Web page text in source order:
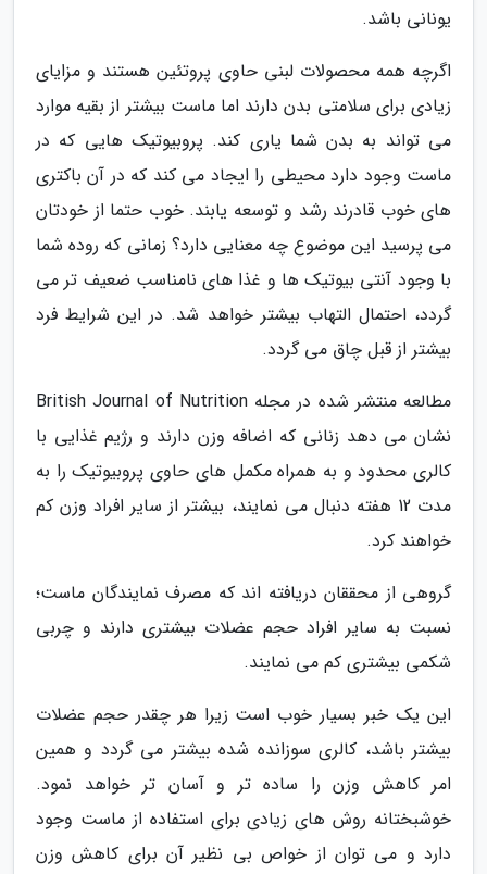
یونانی باشد.
اگرچه همه محصولات لبنی حاوی پروتئین هستند و مزایای
زیادی برای سلامتی بدن دارند اما ماست بیشتر از بقیه موارد
می تواند به بدن شما یاری کند. پروبیوتیک هایی که در
ماست وجود دارد محیطی را ایجاد می کند که در آن باکتری
های خوب قادرند رشد و توسعه یابند. خوب حتما از خودتان
می پرسید این موضوع چه معنایی دارد؟ زمانی که روده شما
با وجود آنتی بیوتیک ها و غذا های نامناسب ضعیف تر می
گردد، احتمال التهاب بیشتر خواهد شد. در این شرایط فرد
بیشتر از قبل چاق می گردد.
مطالعه منتشر شده در مجله British Journal of Nutrition
نشان می دهد زنانی که اضافه وزن دارند و رژیم غذایی با
کالری محدود و به همراه مکمل های حاوی پروبیوتیک را به
مدت 12 هفته دنبال می نمایند، بیشتر از سایر افراد وزن کم
خواهند کرد.
گروهی از محققان دریافته اند که مصرف نمایندگان ماست؛
نسبت به سایر افراد حجم عضلات بیشتری دارند و چربی
شکمی بیشتری کم می نمایند.
این یک خبر بسیار خوب است زیرا هر چقدر حجم عضلات
بیشتر باشد، کالری سوزانده شده بیشتر می گردد و همین
امر کاهش وزن را ساده تر و آسان تر خواهد نمود.
خوشبختانه روش های زیادی برای استفاده از ماست وجود
دارد و می توان از خواص بی نظیر آن برای کاهش وزن